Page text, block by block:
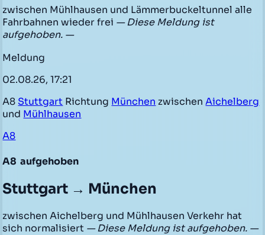
zwischen Mühlhausen und Lämmerbuckeltunnel alle
Fahrbahnen wieder frei — Diese Meldung ist
aufgehoben. —
Meldung
02.08.26, 17:21
A8 Stuttgart Richtung München zwischenAichelberg
und Mühlhausen
A8
A8 aufgehoben
Stuttgart → München
zwischen Aichelberg und Mühlhausen Verkehr hat
sich normalisiert — Diese Meldung ist aufgehoben. —